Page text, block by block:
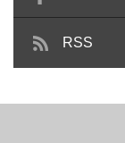
RSS